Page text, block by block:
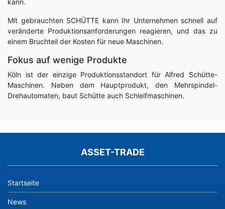
kann.
Mit gebrauchten SCHÜTTE kann Ihr Unternehmen schnell auf
veränderte Produktionsanforderungen reagieren, und das zu
einem Bruchteil der Kosten für neue Maschinen.
Fokus auf wenige Produkte
Köln ist der einzige Produktionsstandort für Alfred Schütte-
Maschinen. Neben dem Hauptprodukt, den Mehrspindel-
Drehautomaten, baut Schütte auch Schleifmaschinen.
ASSET-TRADE
Startseite
News